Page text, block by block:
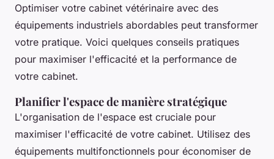
Optimiser votre cabinet vétérinaire avec des
équipements industriels abordables peut transformer
votre pratique. Voici quelques conseils pratiques
pour maximiser l'efficacité et la performance de
votre cabinet.
Planifier l'espace de manière stratégique
L'organisation de l'espace est cruciale pour
maximiser l'efficacité de votre cabinet. Utilisez des
équipements multifonctionnels pour économiser de